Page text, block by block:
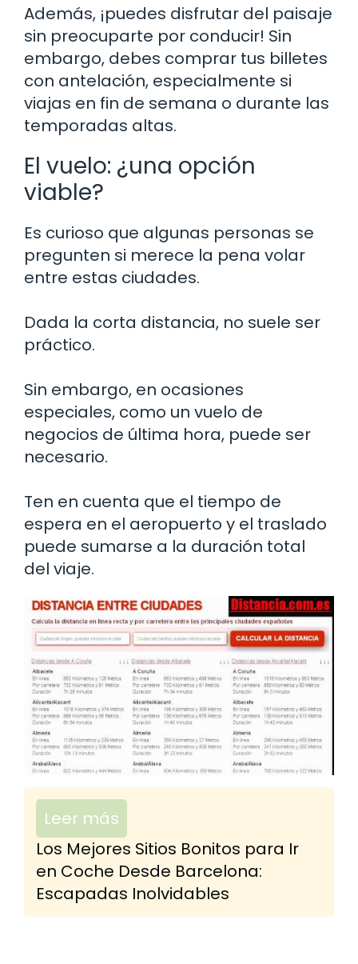
Además, ¡puedes disfrutar del paisaje
sin preocuparte por conducir! Sin
embargo, debes comprar tus billetes
con antelación, especialmente si
viajas en fin de semana o durante las
temporadas altas.
El vuelo: ¿una opción
viable?
Es curioso que algunas personas se
pregunten si merece la pena volar
entre estas ciudades.
Dada la corta distancia, no suele ser
práctico.
Sin embargo, en ocasiones
especiales, como un vuelo de
negocios de última hora, puede ser
necesario.
Ten en cuenta que el tiempo de
espera en el aeropuerto y el traslado
puede sumarse a la duración total
del viaje.
Leer más
Los Mejores Sitios Bonitos para Ir
en Coche Desde Barcelona:
Escapadas Inolvidables